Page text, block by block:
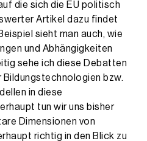
die sich die EU politisch
Artikel dazu findet
sieht man auch, wie
und Abhängigkeiten
sehe ich diese Debatten
Bildungstechnologien bzw.
in diese
tun wir uns bisher
Dimensionen von
richtig in den Blick zu